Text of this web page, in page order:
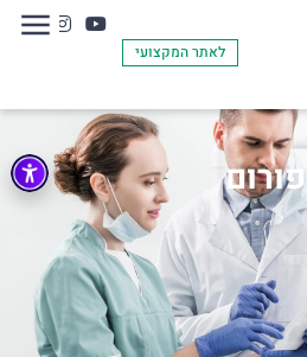
לאתר המקצועי
פורום